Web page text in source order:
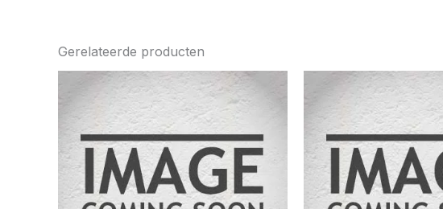
Gerelateerde producten